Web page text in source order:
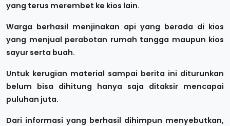
yang terus merembet ke kios lain.
Warga berhasil menjinakan api yang berada di kios
yang menjual perabotan rumah tangga maupun kios
sayur serta buah.
Untuk kerugian material sampai berita ini diturunkan
belum bisa dihitung hanya saja ditaksir mencapai
puluhan juta.
Dari informasi yang berhasil dihimpun menyebutkan,